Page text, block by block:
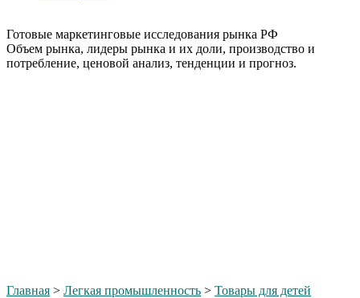
Готовые маркетинговые исследования рынка РФ
Объем рынка, лидеры рынка и их доли, производство и
потребление, ценовой анализ, тенденции и прогноз.
Главная > Легкая промышленность > Товары для детей